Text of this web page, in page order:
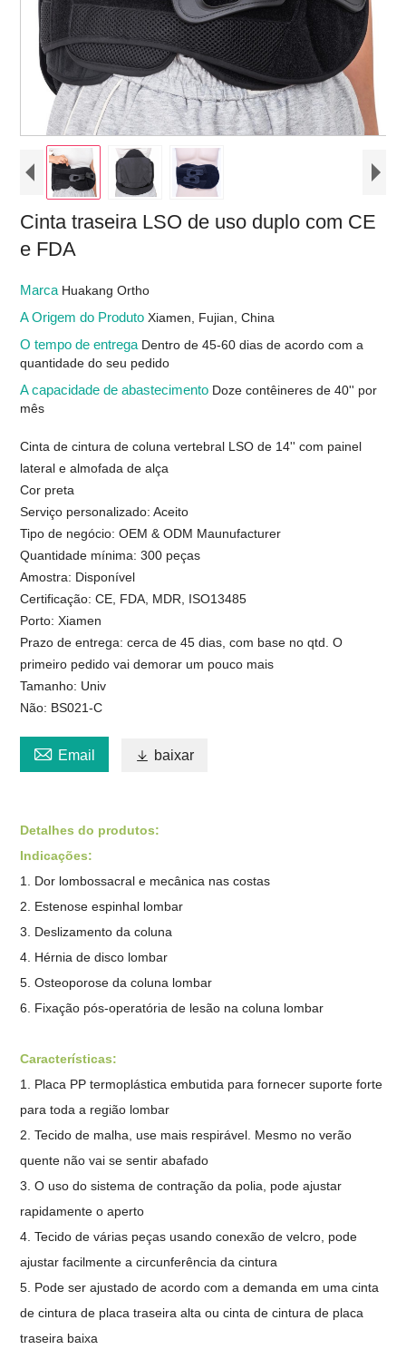
Cinta traseira LSO de uso duplo com CE
e FDA
Marca Huakang Ortho
A Origem do ProdutoXiamen, Fujian, China
O tempo de entrega Dentro de 45-60 dias de acordo com a
quantidade do seu pedido
A capacidade de abastecimento Doze contêineres de 40'' por
mês
Cinta de cintura de coluna vertebral LSO de 14'' com painel
lateral e almofada de alça
Cor preta
Serviço personalizado: Aceito
Tipo de negócio: OEM & ODM Maunufacturer
Quantidade mínima: 300 peças
Amostra: Disponível
Certificação: CE, FDA, MDR, ISO13485
Porto: Xiamen
Prazo de entrega: cerca de 45 dias, com base no qtd. O
primeiro pedido vai demorar um pouco mais
Tamanho: Univ
Não: BS021-C
 Email  baixar
Detalhes do produtos:
Indicações:
1. Dor lombossacral e mecânica nas costas
2. Estenose espinhal lombar
3. Deslizamento da coluna
4. Hérnia de disco lombar
5. Osteoporose da coluna lombar
6. Fixação pós-operatória de lesão na coluna lombar
Características:
1. Placa PP termoplástica embutida para fornecer suporte forte
para toda a região lombar
2. Tecido de malha, use mais respirável. Mesmo no verão
quente não vai se sentir abafado
3. O uso do sistema de contração da polia, pode ajustar
rapidamente o aperto
4. Tecido de várias peças usando conexão de velcro, pode
ajustar facilmente a circunferência da cintura
5. Pode ser ajustado de acordo com a demanda em uma cinta
de cintura de placa traseira alta ou cinta de cintura de placa
traseira baixa